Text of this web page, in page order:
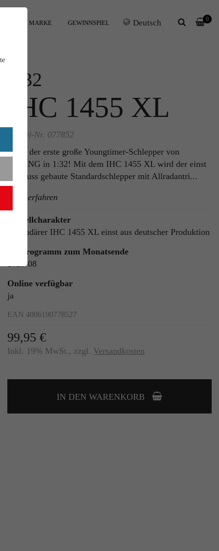
IHRE MARKE GEWINNSPIEL Deutsch 0
1:32
IHC 1455 XL
Artikel-Nr. 077852
Es ist der erste große Youngtimer-Schlepper von
WIKING in 1:32! Mit dem IHC 1455 XL wird der einst
in Neuss gebaute Standardschlepper mit Allradantri...
mehr erfahren
Modellcharakter
Legendärer IHC 1455 XL einst aus deutscher Produktion
Im Programm zum Monatsende
2020-08
Online verfügbar
ja
EAN 4006190778527
99,95 €
Inkl. 19% MwSt., zzgl. Versandkosten
IN DEN WARENKORB